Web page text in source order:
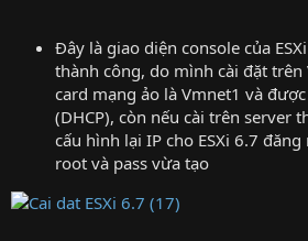
Đây là giao diện console của
thành công, do mình cài đặt
card mạng ảo là Vmnet1 và
(DHCP), còn nếu cài trên server
cấu hình lại IP cho ESXi 6.7
root và pass vừa tạo